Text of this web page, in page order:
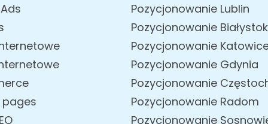
pages
Pozycjonowanie Lublin
Pozycjonowanie Białystok
Pozycjonowanie
Pozycjonowanie Gdynia
Pozycjonowanie
Pozycjonowanie Radom
Pozycjonowanie